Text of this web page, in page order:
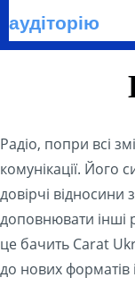
аудіторію
Радіо, попри всі
комунікації. Його
довірчі відносини
доповнювати інші
це бачить Carat
до нових форматів